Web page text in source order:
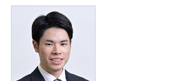
社会づくり
国際情報
知る学ぶ
＃スポーツ基本計画
＃差別とダイバーシティ